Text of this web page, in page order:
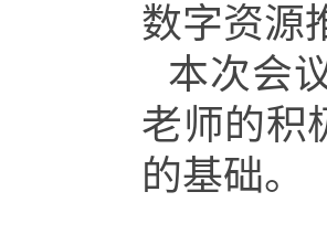
数字资源
本次会
老师的积
的基础。